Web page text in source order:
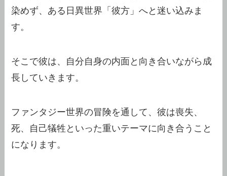
染めず、ある日異世界「彼方」へと迷い込みま
す。
そこで彼は、自分自身の内面と向き合いながら成
長していきます。
ファンタジー世界の冒険を通して、彼は喪失、
死、自己犠牲といった重いテーマに向き合うこと
になります。